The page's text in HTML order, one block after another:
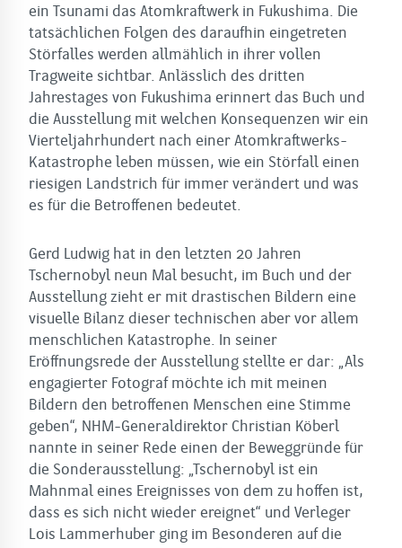
ein Tsunami das Atomkraftwerk in Fukushima. Die
tatsächlichen Folgen des daraufhin eingetreten
Störfalles werden allmählich in ihrer vollen
Tragweite sichtbar. Anlässlich des dritten
Jahrestages von Fukushima erinnert das Buch und
die Ausstellung mit welchen Konsequenzen wir ein
Vierteljahrhundert nach einer Atomkraftwerks-
Katastrophe leben müssen, wie ein Störfall einen
riesigen Landstrich für immer verändert und was
es für die Betroffenen bedeutet.
Gerd Ludwig hat in den letzten 20 Jahren
Tschernobyl neun Mal besucht, im Buch und der
Ausstellung zieht er mit drastischen Bildern eine
visuelle Bilanz dieser technischen aber vor allem
menschlichen Katastrophe. In seiner
Eröffnungsrede der Ausstellung stellte er dar: „Als
engagierter Fotograf möchte ich mit meinen
Bildern den betroffenen Menschen eine Stimme
geben“, NHM-Generaldirektor Christian Köberl
nannte in seiner Rede einen der Beweggründe für
die Sonderausstellung: „Tschernobyl ist ein
Mahnmal eines Ereignisses von dem zu hoffen ist,
dass es sich nicht wieder ereignet“ und Verleger
Lois Lammerhuber ging im Besonderen auf die